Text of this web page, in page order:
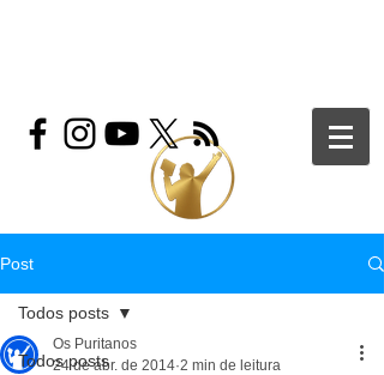
Post
Todos posts
Todos posts
Os Puritanos
24 de abr. de 2014 2 min de leitura